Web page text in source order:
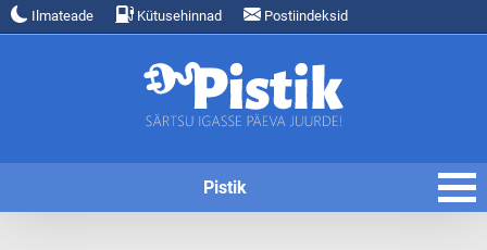
Ilmateade Kütusehinnad Postiindeksid
Pistik